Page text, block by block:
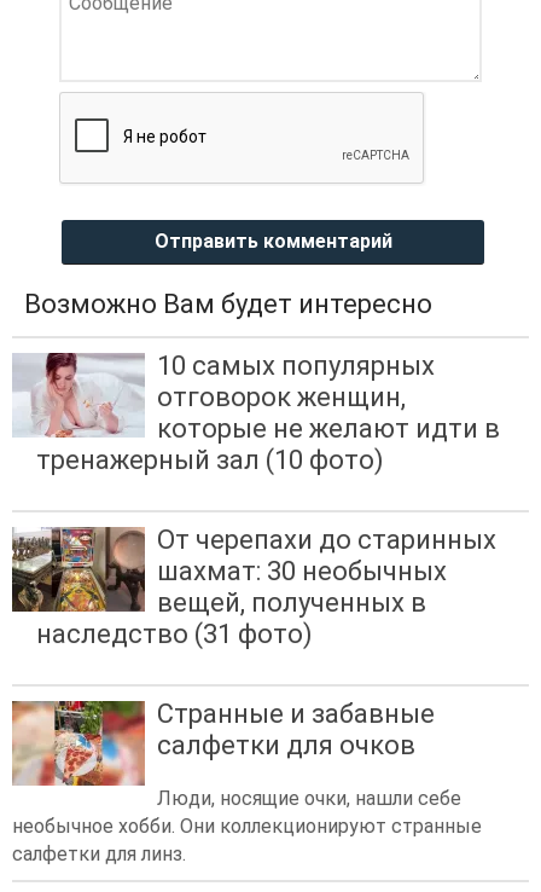
Отправить комментарий
Возможно Вам будет интересно
10 самых популярных
отговорок женщин,
которые не желают идти в
тренажерный зал (10 фото)
От черепахи до старинных
шахмат: 30 необычных
вещей, полученных в
наследство (31 фото)
Странные и забавные
салфетки для очков
Люди, носящие очки, нашли себе
необычное хобби. Они коллекционируют странные
салфетки для линз.